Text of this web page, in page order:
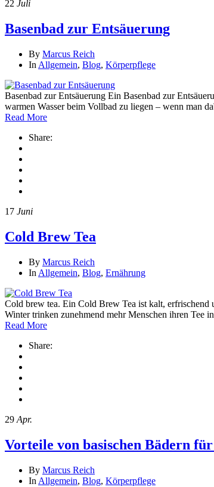
22 Juli
Basenbad zur Entsäuerung
By Marcus Reich
In Allgemein, Blog, Körperpflege
Basenbad zur Entsäuerung Ein Basenbad zur
warmen Wasser beim Vollbad zu liegen – wenn man
Read More
Share:
17 Juni
Cold Brew Tea
By Marcus Reich
In Allgemein, Blog, Ernährung
Cold brew tea. Ein Cold Brew Tea ist kalt, erfrischend
Winter trinken zunehmend mehr Menschen ihren Tee
Read More
Share:
29 Apr.
Vorteile von basischen Bädern
By Marcus Reich
In Allgemein, Blog, Körperpflege